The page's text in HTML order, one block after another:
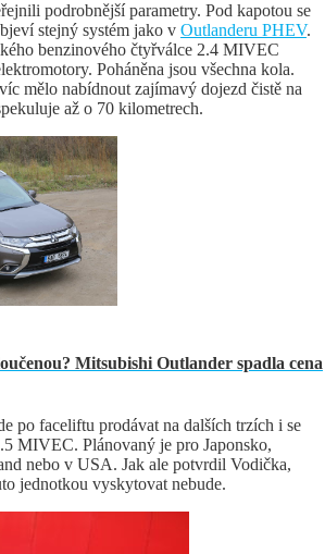
podrobnější parametry. Pod kapotou se
stejný systém jako v Outlanderu PHEV.
benzinového čtyřválce 2.4 MIVEC
Poháněna jsou všechna kola.
mělo nabídnout zajímavý dojezd čistě na
až o 70 kilometrech.
Mitsubishi Outlander spadla cena
po faceliftu prodávat na dalších trzích i se
MIVEC. Plánovaný je pro Japonsko,
nebo v USA. Jak ale potvrdil Vodička,
jednotkou vyskytovat nebude.